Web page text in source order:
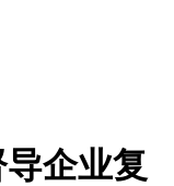
企业复